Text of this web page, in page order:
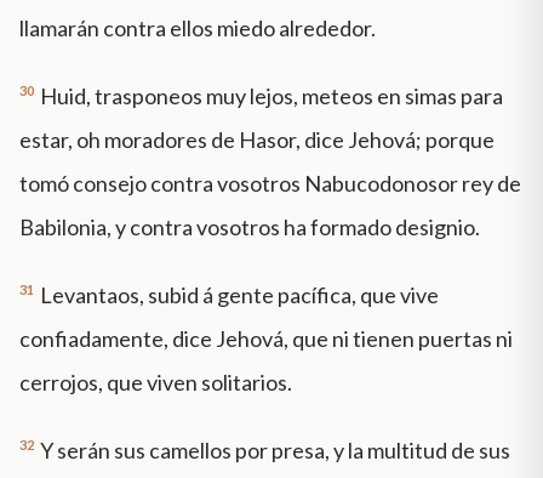
llamarán contra ellos miedo alrededor.
30 Huid, trasponeos muy lejos, meteos en simas para
estar, oh moradores de Hasor, dice Jehová; porque
tomó consejo contra vosotros Nabucodonosor rey de
Babilonia, y contra vosotros ha formado designio.
31
Levantaos, subid á gente pacífica, que vive
confiadamente, dice Jehová, que ni tienen puertas ni
cerrojos, que viven solitarios.
32 Y serán sus camellos por presa, y la multitud de sus